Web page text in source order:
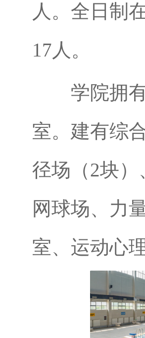
人。全日制
17人。
学院拥有
室。建有综
径场（2块
网球场、力
室、运动心